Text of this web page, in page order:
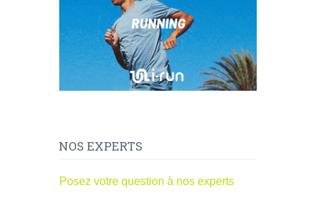
NOS EXPERTS
Posez votre question à nos experts